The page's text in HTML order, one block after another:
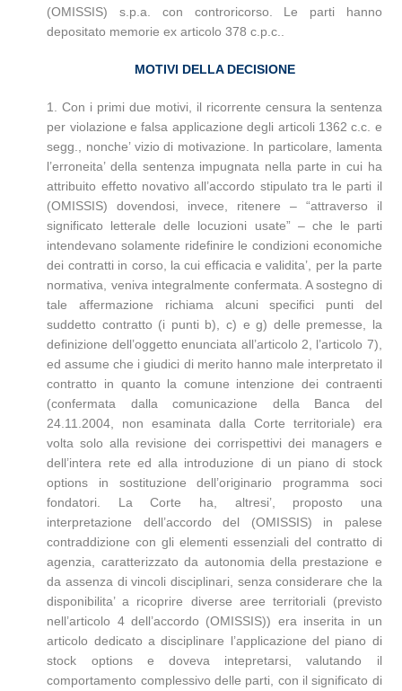
(OMISSIS) s.p.a. con controricorso. Le parti hanno
depositato memorie ex articolo 378 c.p.c..
MOTIVI DELLA DECISIONE
1. Con i primi due motivi, il ricorrente censura la sentenza
per violazione e falsa applicazione degli articoli 1362 c.c. e
segg., nonche’ vizio di motivazione. In particolare, lamenta
l’erroneita’ della sentenza impugnata nella parte in cui ha
attribuito effetto novativo all’accordo stipulato tra le parti il
(OMISSIS) dovendosi, invece, ritenere – “attraverso il
significato letterale delle locuzioni usate” – che le parti
intendevano solamente ridefinire le condizioni economiche
dei contratti in corso, la cui efficacia e validita’, per la parte
normativa, veniva integralmente confermata. A sostegno di
tale affermazione richiama alcuni specifici punti del
suddetto contratto (i punti b), c) e g) delle premesse, la
definizione dell’oggetto enunciata all’articolo 2, l’articolo 7),
ed assume che i giudici di merito hanno male interpretato il
contratto in quanto la comune intenzione dei contraenti
(confermata dalla comunicazione della Banca del
24.11.2004, non esaminata dalla Corte territoriale) era
volta solo alla revisione dei corrispettivi dei managers e
dell’intera rete ed alla introduzione di un piano di stock
options in sostituzione dell’originario programma soci
fondatori. La Corte ha, altresi’, proposto una
interpretazione dell’accordo del (OMISSIS) in palese
contraddizione con gli elementi essenziali del contratto di
agenzia, caratterizzato da autonomia della prestazione e
da assenza di vincoli disciplinari, senza considerare che la
disponibilita’ a ricoprire diverse aree territoriali (previsto
nell’articolo 4 dell’accordo (OMISSIS)) era inserita in un
articolo dedicato a disciplinare l’applicazione del piano di
stock options e doveva intepretarsi, valutando il
comportamento complessivo delle parti, con il significato di